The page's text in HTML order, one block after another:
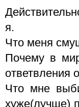
я.
Что меня
Почему в
ответвления
Что мне
хуже(лучше)